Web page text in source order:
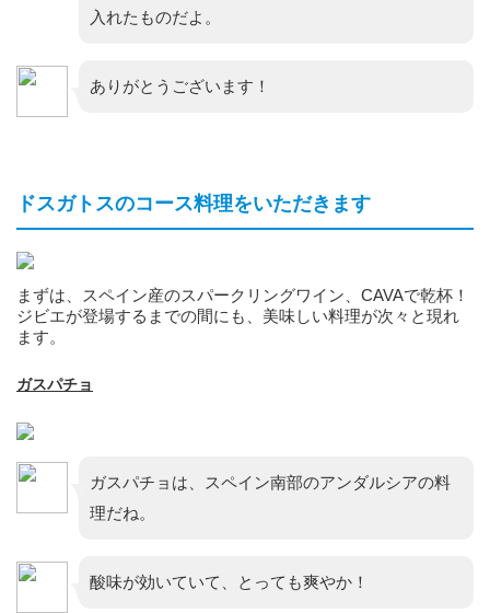
入れたものだよ。
ありがとうございます！
ドスガトスのコース料理をいただきます
まずは、スペイン産のスパークリングワイン、CAVAで乾杯！
ジビエが登場するまでの間にも、美味しい料理が次々と現れ
ます。
ガスパチョ
ガスパチョは、スペイン南部のアンダルシアの料
理だね。
酸味が効いていて、とっても爽やか！